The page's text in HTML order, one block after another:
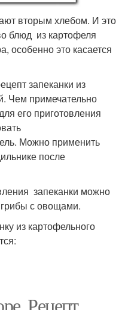
вторым хлебом. И это
блюд из картофеля
особенно это касается
запеканки из
Чем примечательно
его приготовления
Можно применить
после
запеканки можно
с овощами.
из картофельного